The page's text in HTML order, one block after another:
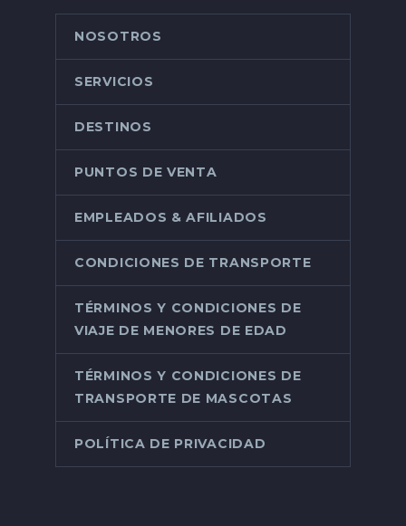
NOSOTROS
SERVICIOS
DESTINOS
PUNTOS DE VENTA
EMPLEADOS & AFILIADOS
CONDICIONES DE TRANSPORTE
TÉRMINOS Y CONDICIONES DE
VIAJE DE MENORES DE EDAD
TÉRMINOS Y CONDICIONES DE
TRANSPORTE DE MASCOTAS
POLÍTICA DE PRIVACIDAD